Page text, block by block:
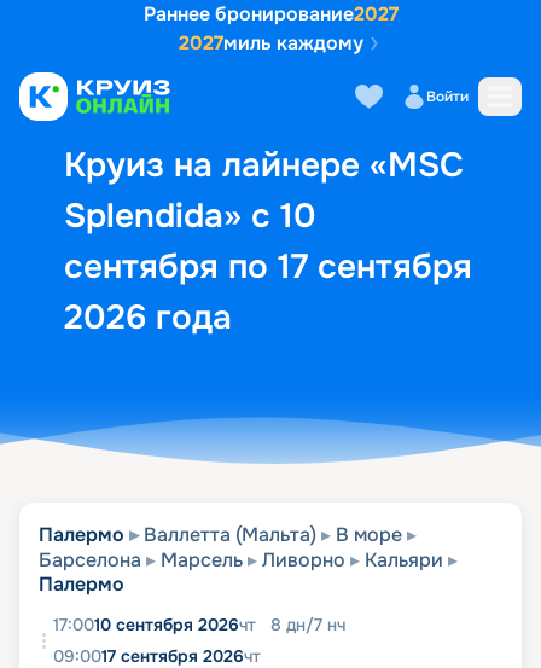
Раннее бронирование2027
2027миль каждому
Войти
Круиз на лайнере «MSC
Splendida» с 10
сентября по 17 сентября
2026 года
Выбор кают Маршрут и
Палермо Валлетта (Мальта)
В море
Барселона
Марсель Ливорно
Кальяри
Палермо
17:0010 сентября 2026чт 8 дн/7 нч
09:0017 сентября 2026чт